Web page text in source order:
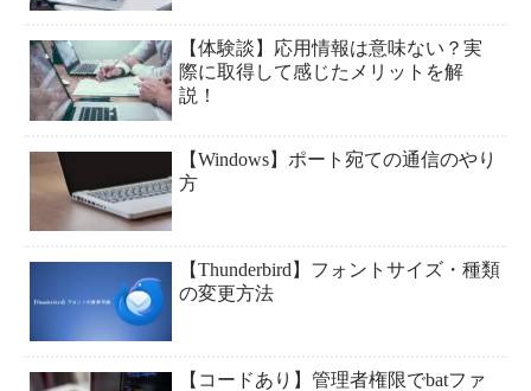
【体験談】応用情報は意味ない？実
際に取得して感じたメリットを解
説！
【Windows】ポート宛ての通信のやり
方
【Thunderbird】フォントサイズ・種類
の変更方法
【コードあり】管理者権限でbatファ